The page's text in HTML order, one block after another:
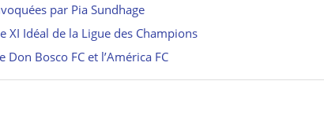
par Pia Sundhage
XI Idéal de la Ligue des Champions
Bosco FC et l’América FC